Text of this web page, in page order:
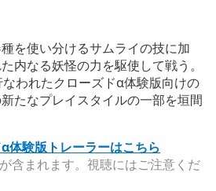
を使い分けるサムライの技に加
内なる妖怪の力を駆使して戦う。
われたクローズドα体験版向けの
たなプレイスタイルの一部を垣間
体験版トレーラーはこちら
含まれます。視聴にはご注意くだ